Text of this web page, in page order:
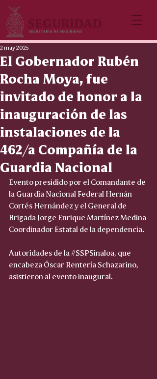
El Gobernador Rubén
Rocha Moya, fue
invitado de honor a la
inauguración de las
instalaciones de la
462/a Compañía de la
Guardia Nacional
2 may 2025
Evento presidido por el Comandante de
la Guardia Nacional Federal Hernán
Cortés Hernández y el General de
Brigada Jorge Enrique Martínez Medina
Coordinador Estatal de la dependencia.
Autoridades de la #SSPSinaloa, que
encabeza Óscar Rentería Schazarino,
asistieron al evento inaugural.